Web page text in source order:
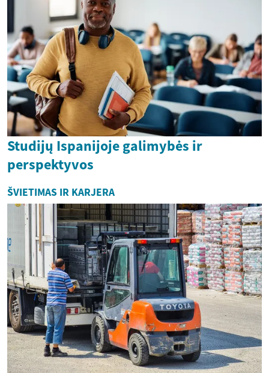
Studijų Ispanijoje galimybės ir
perspektyvos
ŠVIETIMAS IR KARJERA